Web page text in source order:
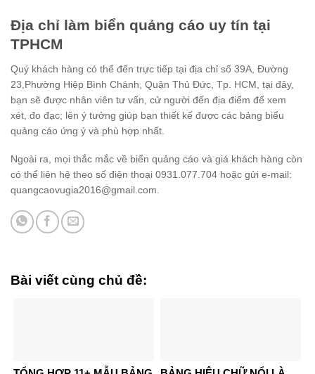
Địa chỉ làm biển quảng cáo uy tín tại
TPHCM
Quý khách hàng có thể đến trực tiếp tại địa chỉ số 39A, Đường
23,Phường Hiệp Bình Chánh, Quận Thủ Đức, Tp. HCM, tại đây,
bạn sẽ được nhân viên tư vấn, cử người đến địa điểm để xem
xét, đo đạc; lên ý tưởng giúp bạn thiết kế được các bảng biểu
quảng cáo ứng ý và phù hợp nhất.
Ngoài ra, mọi thắc mắc về biển quảng cáo và giá khách hàng còn
có thể liên hệ theo số điện thoại 0931.077.704 hoặc gửi e-mail:
quangcaovugia2016@gmail.com.
Bài viết cùng chủ đề: